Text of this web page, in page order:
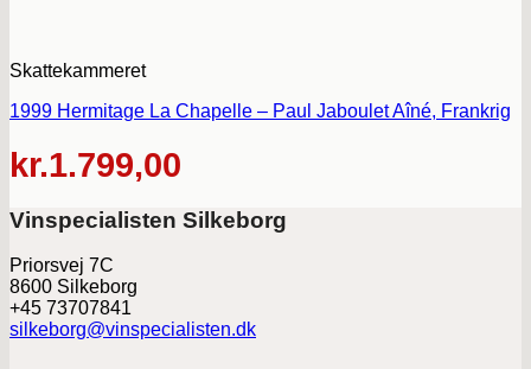
Skattekammeret
1999 Hermitage La Chapelle – Paul Jaboulet Aîné, Frankrig
kr.1.799,00
Vinspecialisten Silkeborg
Priorsvej 7C
8600 Silkeborg
+45 73707841
silkeborg@vinspecialisten.dk